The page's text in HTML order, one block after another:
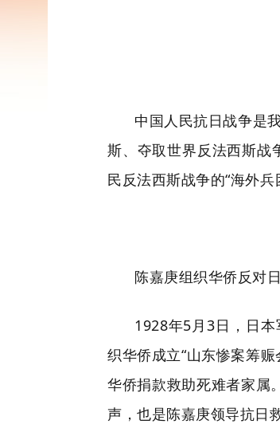
中国人民抗日战争是
斯、夺取世界反法西斯战
民反法西斯战争的“海外
陈嘉庚组织华侨反对
1928年5月3日，日
织华侨成立“山东惨案筹
华侨捐款救助死难者家属
声，也是陈嘉庚领导抗日